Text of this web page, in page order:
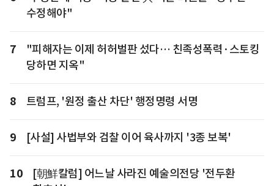
수정해야"
7
"피해자는 이제 허허벌판 섰다… 친족성폭력·스토킹
당하면 지옥"
8 트럼프, '원정 출산 차단' 행정명령 서명
9 [사설] 사법부와 검찰 이어 육사까지 '3종 보복'
10
[朝鮮칼럼] 어느날 사라진 예술의전당 '전두환